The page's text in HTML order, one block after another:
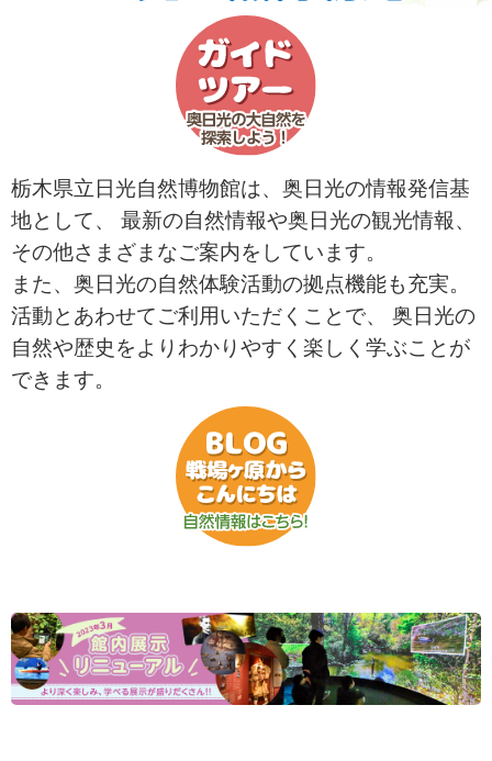
栃木県立日光自然博物館は、奥日光の情報発信基
地として、
最新の自然情報や奥日光の観光情報、
その他さまざまなご案内をしています。
また、奥日光の自然体験活動の拠点機能も充実。
活動とあわせてご利用いただくことで、
奥日光の
自然や歴史をよりわかりやすく楽しく学ぶことが
できます。